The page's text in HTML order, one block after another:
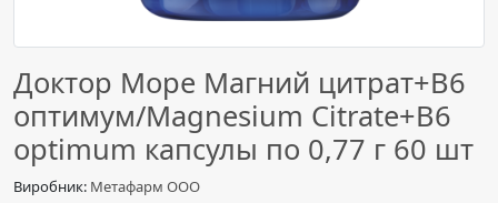
Доктор Море Магний цитрат+B6
оптимум/Magnesium Citrate+B6
optimum капсулы по 0,77 г 60 шт
Виробник: Метафарм ООО